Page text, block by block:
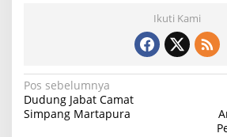
Ikuti Kami
N
a
Pos sebelumnya
Dudung Jabat Camat
Simpang Martapura